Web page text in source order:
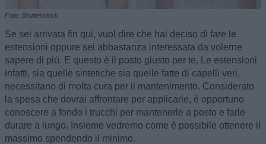
Foto: Shutterstock
Se sei arrivata fin qui, vuol dire che hai deciso di fare le
estensioni oppure sei abbastanza interessata da volerne
sapere di più. E questo è il posto giusto per te. Le estensioni
infatti, sia quelle sintetiche sia quelle fatte di capelli veri,
necessitano di molta cura per il mantenimento. Considerato
la spesa che dovrai affrontare per applicarle, è opportuno
conoscere a fondo i trucchi per mantenerle a posto e farle
durare a lungo. Insieme vedremo come è possibile ottenere il
massimo spendendo il minimo.